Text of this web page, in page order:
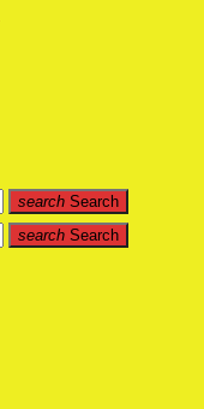
search Search
search Search